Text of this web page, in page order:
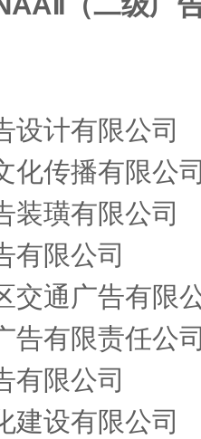
设计有限公司
化传播有限公
装璜有限公司
有限公司
交通广告有限
告有限责任公
有限公司
建设有限公司